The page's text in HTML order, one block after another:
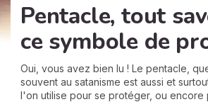
Pentacle, tout
ce symbole de
Oui, vous avez bien lu ! Le pentacle,
souvent au satanisme est aussi et
l'on utilise pour se protéger, ou encore